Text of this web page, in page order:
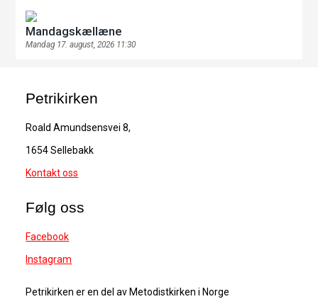
Mandagskællæne
Mandag 17. august, 2026 11:30
Petrikirken
Roald Amundsensvei 8,
1654 Sellebakk
Kontakt oss
Følg oss
Facebook
Instagram
Petrikirken er en del av Metodistkirken i Norge